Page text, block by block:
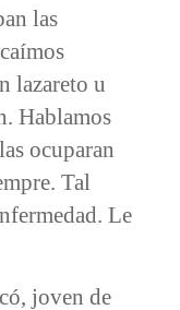
las
lazareto u
Hablamos
ocuparan
Tal
Le
joven de